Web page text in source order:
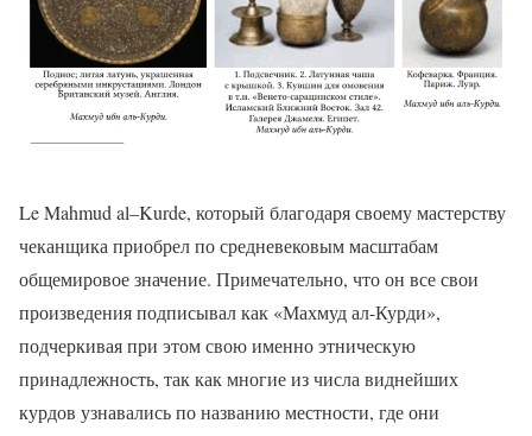
Le Mahmud al–Kurde, который благодаря своему мастерству
чеканщика приобрел по средневековым масштабам
общемировое значение. Примечательно, что он все свои
произведения подписывал как «Махмуд ал-Курди»,
подчеркивая при этом свою именно этническую
принадлежность, так как многие из числа виднейших
курдов узнавались по названию местности, где они